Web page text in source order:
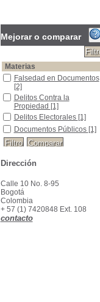
Mejorar o comparar
Materias
Falsedad en Documentos
Falsedad en Documentos
[2]
Delitos Contra la Propiedad
Delitos Contra la
Propiedad [1]
Delitos Electorales
Delitos Electorales [1]
Documentos Públicos
Documentos Públicos [1]
Dirección
Calle 10 No. 8-95
Bogotá
Colombia
+ 57 (1) 7420848 Ext. 108
contacto